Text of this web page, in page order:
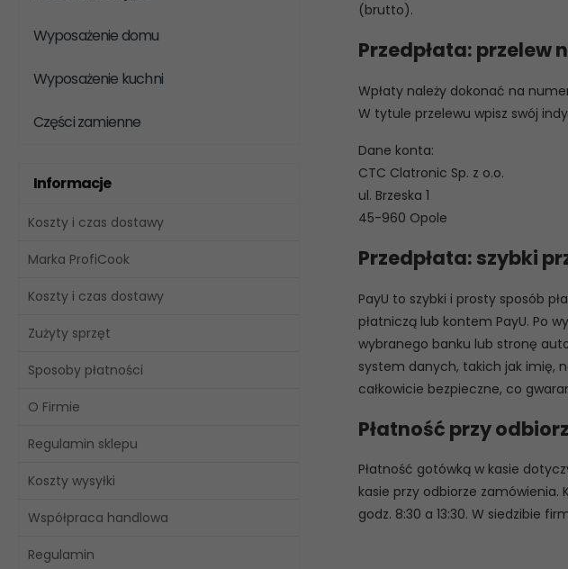
Wyposażenie domu
Wyposażenie kuchni
Części zamienne
Informacje
Koszty i czas dostawy
Marka ProfiCook
Koszty i czas dostawy
Zużyty sprzęt
Sposoby płatności
O Firmie
Regulamin sklepu
Koszty wysyłki
Współpraca handlowa
Regulamin
(brutto).
Przedpłata: przelew
Wpłaty należy dokonać na numer
W tytule przelewu wpisz swój
Dane konta:
CTC Clatronic Sp. z o.o.
ul. Brzeska 1
45-960 Opole
Przedpłata: szybki
PayU to szybki i prosty sposób
płatniczą lub kontem PayU. Po
wybranego banku lub stronę
system danych, takich jak imię,
całkowicie bezpieczne, co
Płatność przy
Płatność gotówką w kasie
kasie przy odbiorze zamówienia.
godz. 8:30 a 13:30. W siedzibie